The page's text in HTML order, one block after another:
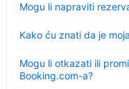
Mogu li napraviti
Kako ću znati da je
Mogu li otkazati ili
Booking.com-a?